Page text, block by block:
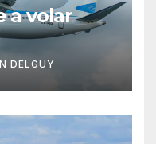
a volar
DELGUY